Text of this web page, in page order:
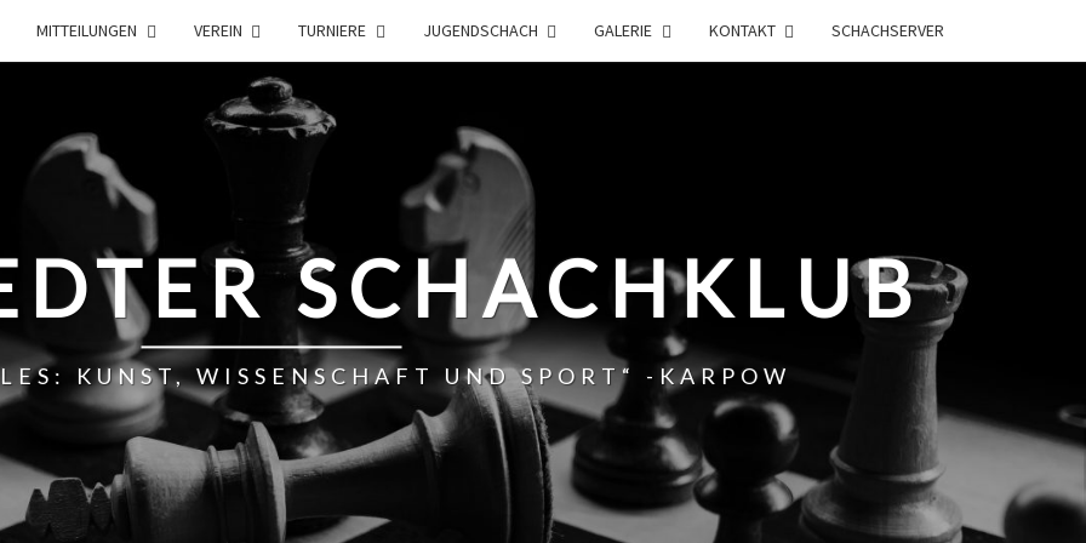
MITTEILUNGEN VEREIN TURNIERE JUGENDSCHACH GALERIE KONTAKT SCHACHSERVER
SCHACHKLUB
KUNST, WISSENSCHAFT UND SPORT“ -KARPOW